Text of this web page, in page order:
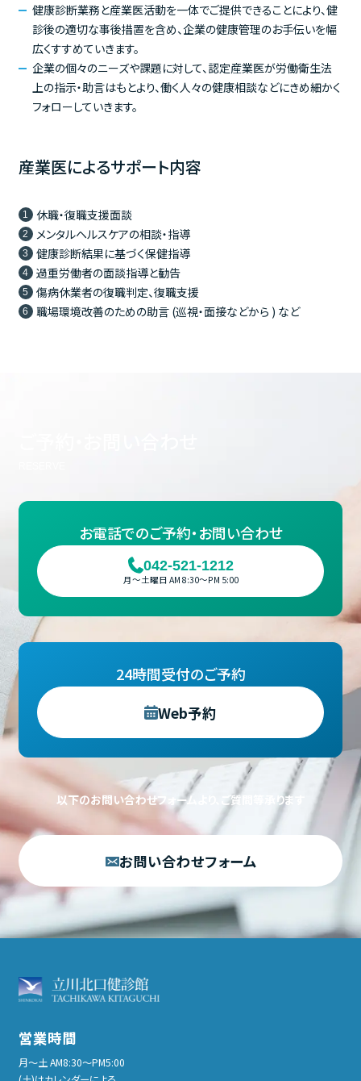
健康診断業務と産業医活動を一体でご提供できることにより、健
診後の適切な事後措置を含め、企業の健康管理のお手伝いを幅
広くすすめていきます。
企業の個々のニーズや課題に対して、認定産業医が労働衛生法
上の指示・助言はもとより、働く人々の健康相談などにきめ細かく
フォローしていきます。
産業医によるサポート内容
休職・復職支援面談
メンタルヘルスケアの相談・指導
健康診断結果に基づく保健指導
過重労働者の面談指導と勧告
傷病休業者の復職判定、復職支援
職場環境改善のための助言 (巡視・面接などから ) など
お電話でのご予約・お問い合わせ
042-521-1212
月～土曜日 AM 8:30～PM 5:00
24時間受付のご予約
Web予約
以下のお問い合わせフォームより、ご質問等承ります
お問い合わせフォーム
営業時間
月〜土 AM8:30〜PM5:00